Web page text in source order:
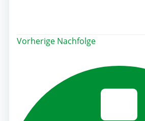
Post
navigation
Vorherige Nachfolge